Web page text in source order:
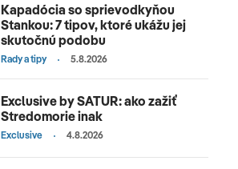
Kapadócia so sprievodkyňou
Stankou: 7 tipov, ktoré ukážu jej
skutočnú podobu
Rady a tipy 5.8.2026
Exclusive by SATUR: ako zažiť
Stredomorie inak
Exclusive 4.8.2026